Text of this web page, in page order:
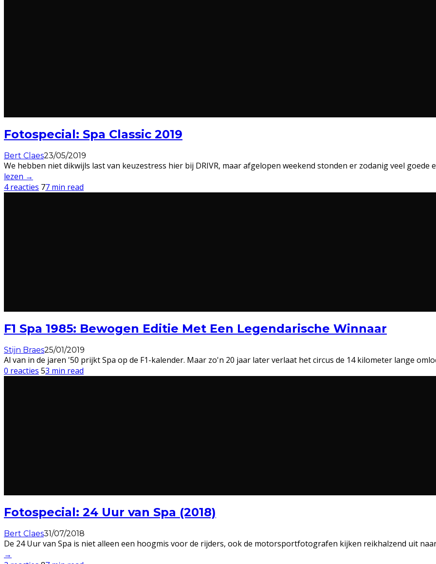
Fotospecial: Spa Classic 2019
Bert Claes23/05/2019
We hebben niet dikwijls last van keuzestress hier bij DRIVR, maar afgelopen weekend stonden er zodanig veel goede
lezen →
4 reacties 77 min read
F1 Spa 1985: Bewogen Editie Met Een Legendarische Winnaar
Stijn Braes25/01/2019
Al van in de jaren '50 prijkt Spa op de F1-kalender. Maar zo'n 20 jaar later verlaat het circus de 14 kilometer lange
0 reacties 53 min read
Fotospecial: 24 Uur van Spa (2018)
Bert Claes31/07/2018
De 24 Uur van Spa is niet alleen een hoogmis voor de rijders, ook de motorsportfotografen kijken reikhalzend uit
→